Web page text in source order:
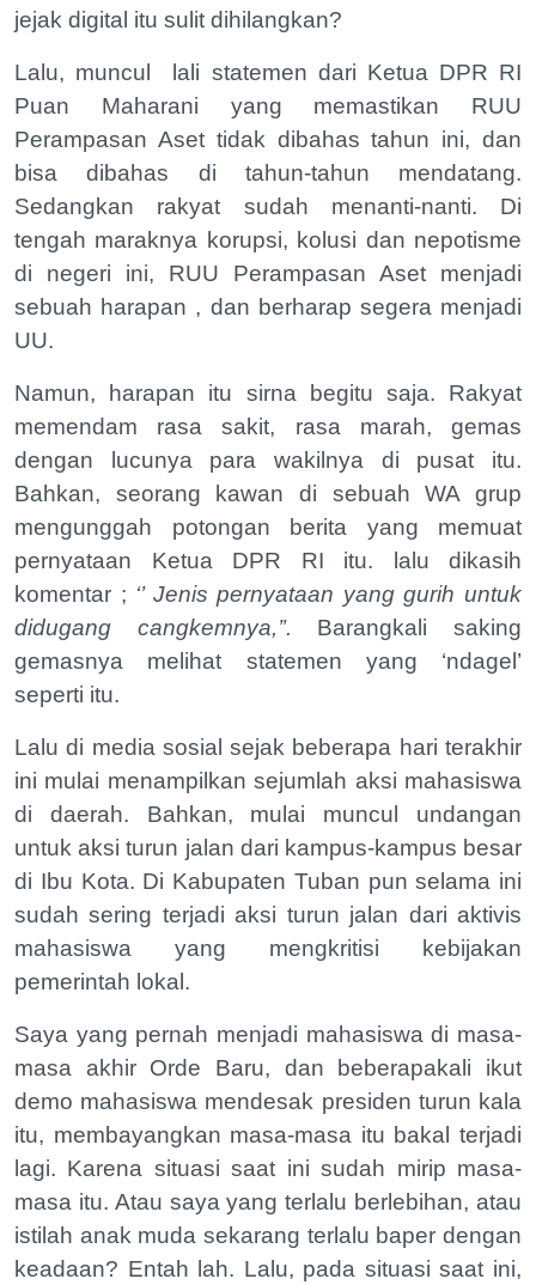
jejak digital itu sulit dihilangkan?
Lalu, muncul
lali statemen dari Ketua DPR RI
Puan Maharani yang memastikan RUU
Perampasan Aset tidak dibahas tahun ini, dan
bisa dibahas di tahun-tahun mendatang.
Sedangkan rakyat sudah menanti-nanti. Di
tengah maraknya korupsi, kolusi dan nepotisme
di negeri ini, RUU Perampasan Aset menjadi
sebuah harapan , dan berharap segera menjadi
UU.
Namun, harapan itu sirna begitu saja. Rakyat
memendam rasa sakit, rasa marah, gemas
dengan lucunya para wakilnya di pusat itu.
Bahkan, seorang kawan di sebuah WA grup
mengunggah potongan berita yang memuat
pernyataan Ketua DPR RI itu. lalu dikasih
komentar ; ‘’ Jenis pernyataan yang gurih untuk
didugang cangkemnya,’’. Barangkali saking
gemasnya melihat statemen yang ‘ndagel’
seperti itu.
Lalu di media sosial sejak beberapa hari terakhir
ini mulai menampilkan sejumlah aksi mahasiswa
di daerah. Bahkan, mulai muncul undangan
untuk aksi turun jalan dari kampus-kampus besar
di Ibu Kota. Di Kabupaten Tuban pun selama ini
sudah sering terjadi aksi turun jalan dari aktivis
mahasiswa yang mengkritisi kebijakan
pemerintah lokal.
Saya yang pernah menjadi mahasiswa di masa-
masa akhir Orde Baru, dan beberapakali ikut
demo mahasiswa mendesak presiden turun kala
itu, membayangkan masa-masa itu bakal terjadi
lagi. Karena situasi saat ini sudah mirip masa-
masa itu. Atau saya yang terlalu berlebihan, atau
istilah anak muda sekarang terlalu baper dengan
keadaan? Entah lah. Lalu, pada situasi saat ini,